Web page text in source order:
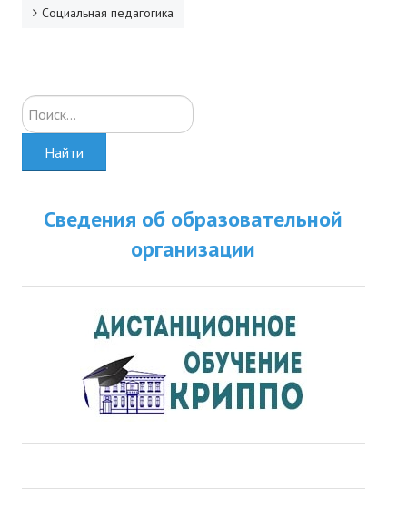
Социальная педагогика
Искать...
Найти
Сведения об образовательной
организации